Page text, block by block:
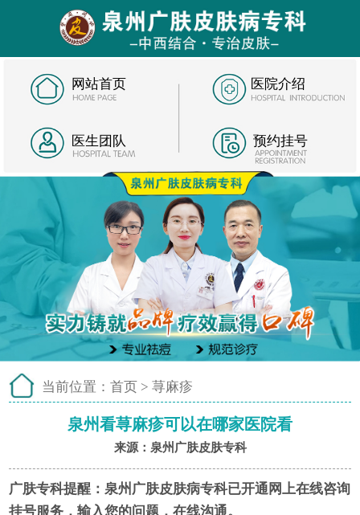
网站首页 医院介绍
医生团队 预约挂号
当前位置： 首页 > 荨麻疹
泉州看荨麻疹可以在哪家医院看
来源：泉州广肤皮肤专科
广肤专科提醒： 泉州广肤皮肤病专科已开通网上在线咨询
挂号服务，输入您的问题，在线沟通。